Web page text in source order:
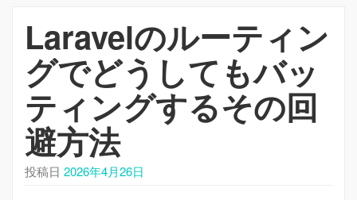
シ
ン
を
切
り
Laravelのルーティン
グでどうしてもバッ
ティングするその回
避方法
投稿日 2026年4月26日